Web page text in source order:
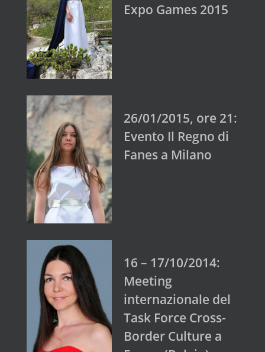
Expo Games 2015
26/01/2015, ore 21:
Evento Il Regno di
Fanes a Milano
16 – 17/10/2014:
Meeting
internazionale del
Task Force Cross-
Border Culture a